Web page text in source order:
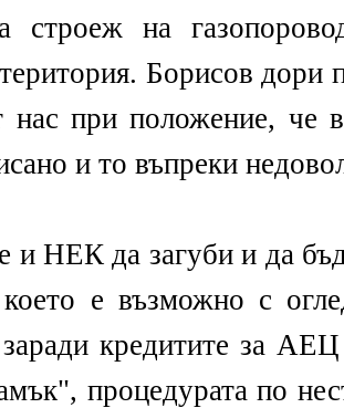
строеж на
Борисов дори
нас при положение, че
и то въпреки
и НЕК да загуби и да
е възможно с
заради кредитите за
процедурата по